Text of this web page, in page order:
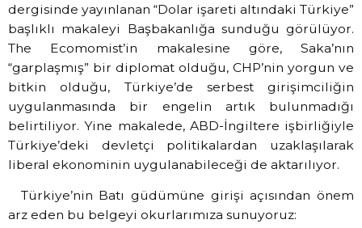
dergisinde yayınlanan “Dolar işareti altındaki Türkiye”
başlıklı makaleyi Başbakanlığa sunduğu görülüyor.
The Ecomomist’in makalesine göre, Saka’nın
“garplaşmış” bir diplomat olduğu, CHP’nin yorgun ve
bitkin olduğu, Türkiye’de serbest girişimciliğin
uygulanmasında bir engelin artık bulunmadığı
belirtiliyor. Yine makalede, ABD-İngiltere işbirliğiyle
Türkiye’deki devletçi politikalardan uzaklaşılarak
liberal ekonominin uygulanabileceği de aktarılıyor.
Türkiye’nin Batı güdümüne girişi açısından önem
arz eden bu belgeyi okurlarımıza sunuyoruz: